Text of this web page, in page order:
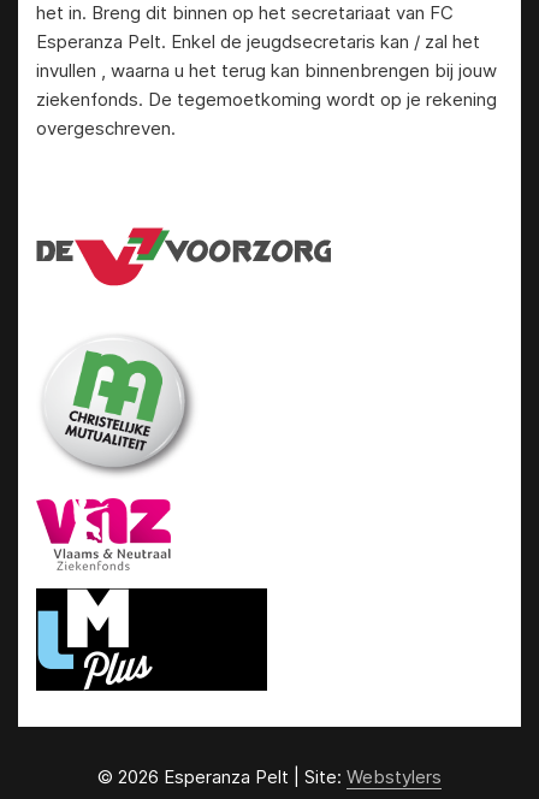
het in. Breng dit binnen op het secretariaat van FC
Esperanza Pelt. Enkel de jeugdsecretaris kan / zal het
invullen , waarna u het terug kan binnenbrengen bij jouw
ziekenfonds. De tegemoetkoming wordt op je rekening
overgeschreven.
© 2026 Esperanza Pelt | Site: Webstylers